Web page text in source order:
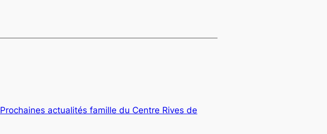
Prochaines actualités famille du Centre Rives de